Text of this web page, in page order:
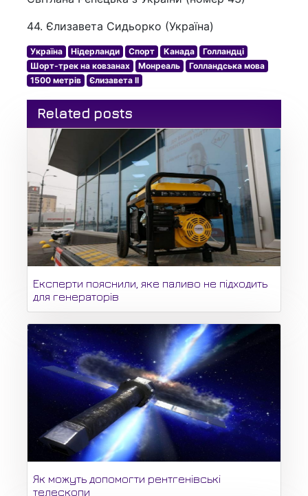
44. Єлизавета Сидьорко (Україна)
Україна Нідерланди Спорт Канада
Голландці
Шорт-трек на ковзанах
Монреаль
Голландська мова
1500 метрів
Єлизавета II
Related posts
Експерти пояснили, яке паливо не підходить
для генераторів
Як можуть допомогти рентгенівські
телескопи